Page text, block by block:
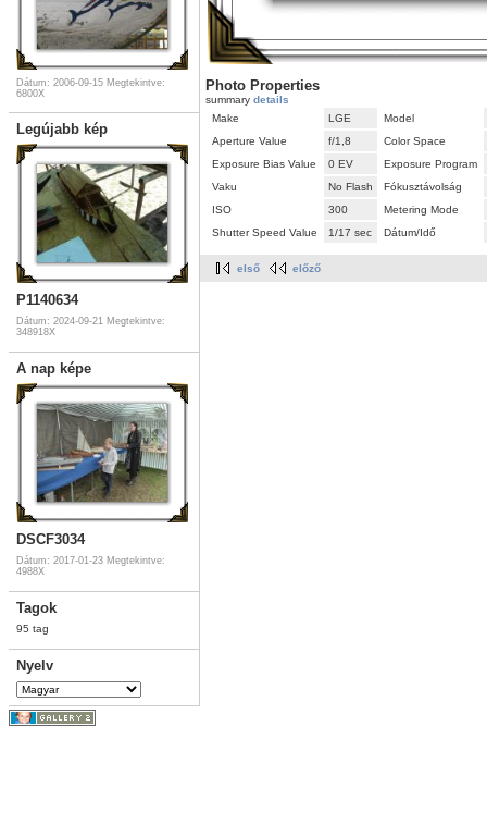
Dátum: 2006-09-15 Megtekintve:
6800X
Legújabb kép
P1140634
Dátum: 2024-09-21 Megtekintve:
348918X
A nap képe
DSCF3034
Dátum: 2017-01-23 Megtekintve:
4988X
Tagok
95 tag
Nyelv
Photo Properties
summary details
Make
LGE
Model
Aperture Value
f/1,8
Color Space
Exposure Bias Value
0 EV
Exposure Program
Vaku
No Flash
Fókusztávolság
ISO
300
Metering Mode
Shutter Speed Value
1/17 sec Dátum/Idő
első előző